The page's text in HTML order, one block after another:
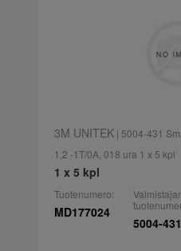
3M UNITEK| 5004-431
1,2 -1T/0A, 018 ura 1 x 5 kpl
1 x 5 kpl
Tuotenumero:
MD177024
5004-431